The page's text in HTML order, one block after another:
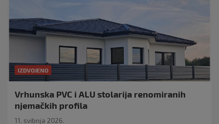
IZDVOJENO
Vrhunska PVC i ALU stolarija renomiranih
njemačkih profila
11. svibnja 2026.